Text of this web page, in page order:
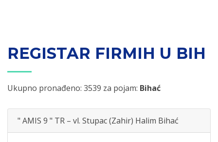
REGISTAR FIRMIH U BIH
Ukupno pronađeno: 3539 za pojam: Bihać
" AMIS 9 " TR – vl. Stupac (Zahir) Halim Bihać